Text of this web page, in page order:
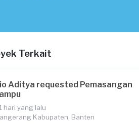
Terkait
Aditya requested Pemasangan
hari yang lalu
Kabupaten, Banten